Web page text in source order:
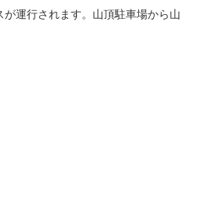
運行されます。山頂駐車場から山